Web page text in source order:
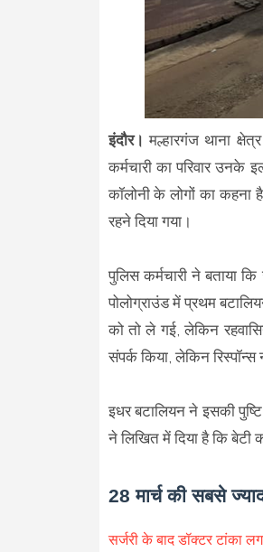
इंदौर। मल्हारगंज थाना
कर्मचारी का परिवार उनके
कॉलोनी के लोगों का कहना
रहने दिया गया।
पुलिस कर्मचारी ने बताया
पोलोग्राउंड में प्रथम
को तो ले गई, लेकिन
संपर्क किया, लेकिन रिस्पॉन्स
इधर बटालियन ने इसकी
ने लिखित में दिया है कि बेटी
28 मार्च की सबसे
सर्जरी के बाद डॉक्टर टांका